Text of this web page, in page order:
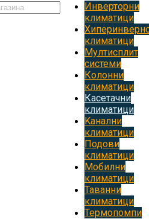
Инверторни
климатици
климатици
Мултисплит
системи
Колонни
климатици
Касетачни
климатици
Kанални
климатици
Подови
климатици
Мобилни
климатици
Таванни
климатици
Термопомпи